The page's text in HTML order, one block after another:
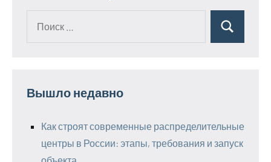
Поиск
Вышло недавно
Как строят современные распределительные
центры в России: этапы, требования и запуск